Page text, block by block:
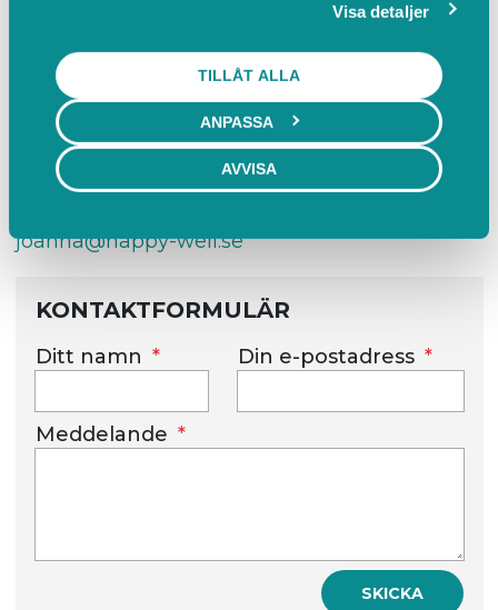
Visa detaljer
TILLÅT ALLA
ANPASSA
AVVISA
Garvaregatan 2 H, 244 32 KÄVLINGE
KONTAKTA OSS
joanna@happy-well.se
KONTAKTFORMULÄR
Ditt namn Din e-postadress
Meddelande
SKICKA